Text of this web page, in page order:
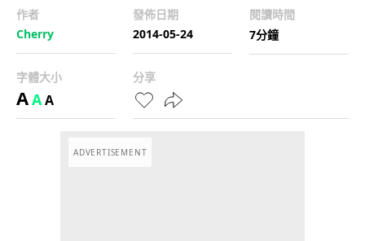
作者
Cherry
發佈日期
2014-05-24
閱讀時間
7分鐘
字體大小
AAA
分享
ADVERTISEMENT